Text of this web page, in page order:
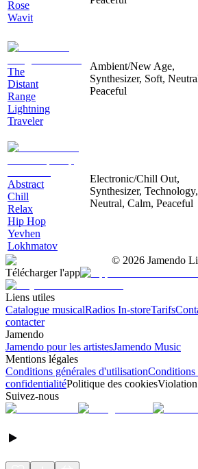
Rose
Wavit
The
Distant
Range
Lightning
Traveler
Ambient/New Age,
Synthesizer, Soft,
Peaceful
Abstract
Chill
Relax
Hip Hop
Yevhen
Lokhmatov
Electronic/Chill Out,
Synthesizer, Technology,
Neutral, Calm, Peaceful
© 2026 Jamendo
Télécharger l'app
Liens utiles
Catalogue musicalRadios In-storeTarifs
contacter
Jamendo
Jamendo pour les artistesJamendo Music
Mentions légales
Conditions générales d'utilisationConditions
confidentialitéPolitique des cookiesViolation
Suivez-nous